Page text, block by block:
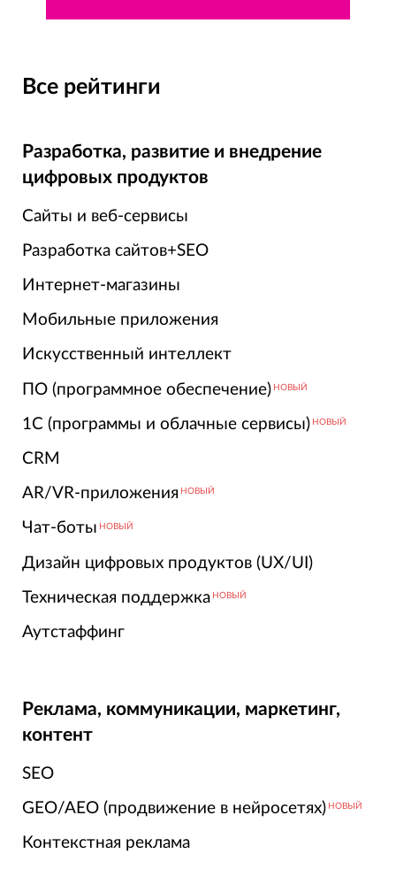
Все рейтинги
Разработка, развитие и внедрение
цифровых продуктов
Сайты и веб-сервисы
Разработка сайтов+SEO
Интернет-магазины
Мобильные приложения
Искусственный интеллект
ПО (программное обеспечение) НОВЫЙ
1С (программы и облачные сервисы) НОВЫЙ
CRM
AR/VR-приложения НОВЫЙ
Чат-боты НОВЫЙ
Дизайн цифровых продуктов (UX/UI)
Техническая поддержка НОВЫЙ
Аутстаффинг
Реклама, коммуникации, маркетинг,
контент
SEO
GEO/AEO (продвижение в нейросетях) НОВЫЙ
Контекстная реклама